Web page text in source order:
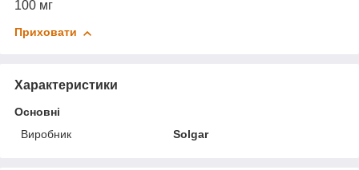
100 мг
Приховати
Характеристики
Основні
Виробник
Solgar